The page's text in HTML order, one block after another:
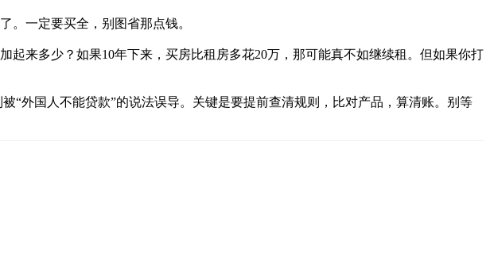
。一定要买全，别图省那点钱。
来多少？如果10年下来，买房比租房多花20万，那可能真不如继续租。但如果你打
“外国人不能贷款”的说法误导。关键是要提前查清规则，比对产品，算清账。别等